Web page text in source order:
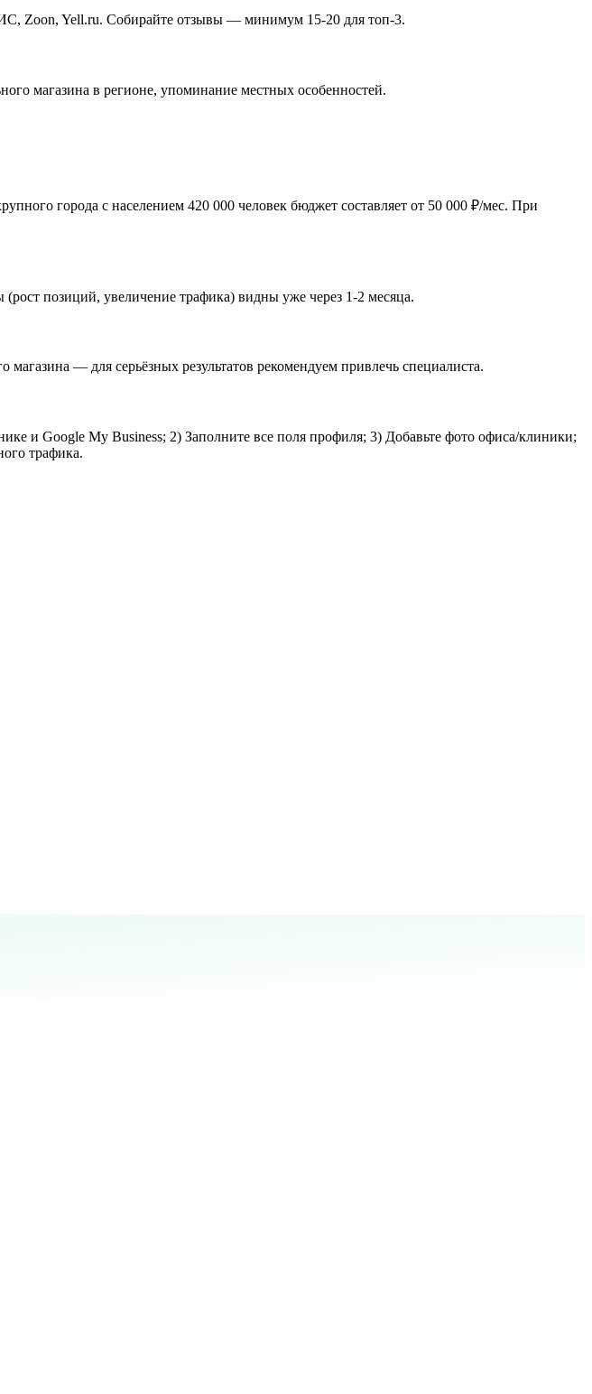
Zoon, Yell.ru. Собирайте отзывы — минимум 15-20 для топ-3.
магазина в регионе, упоминание местных особенностей.
города с населением 420 000 человек бюджет составляет от 50 000 ₽/мес. При
позиций, увеличение трафика) видны уже через 1-2 месяца.
— для серьёзных результатов рекомендуем привлечь специалиста.
и Google My Business; 2) Заполните все поля профиля; 3) Добавьте фото офиса/клиники;
трафика.